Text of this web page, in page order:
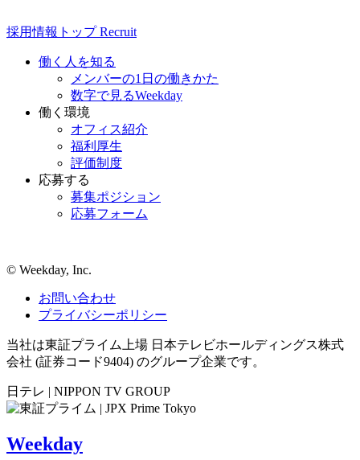
採用情報 トップ Recruit
働く人を知る
メンバーの1日の働きかた
数字で見るWeekday
働く環境
オフィス紹介
福利厚生
評価制度
応募する
募集ポジション
応募フォーム
©︎ Weekday, Inc.
お問い合わせ
プライバシーポリシー
当社は東証プライム上場 日本テレビホールディングス株式
会社 (証券コード9404) のグループ企業です。
日テレ | NIPPON TV GROUP
Weekday